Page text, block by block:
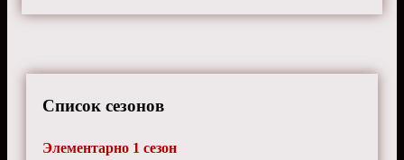
Список сезонов
Элементарно 1 сезон